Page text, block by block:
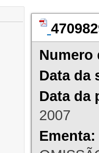
Numero
Data da
Data da
2007
Ementa: